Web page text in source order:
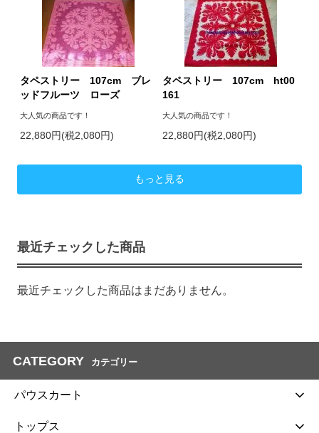
タペストリー 107cm ブレ
ッドフルーツ ローズ
大人気の商品です！
22,880円(税2,080円)
タペストリー 107cm ht00
161
大人気の商品です！
22,880円(税2,080円)
もっと見る
最近チェックした商品
最近チェックした商品はまだありません。
CATEGORY カテゴリー
パウスカート
トップス